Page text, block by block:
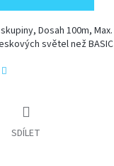
Dosah 100m,
světel než
SDÍLET